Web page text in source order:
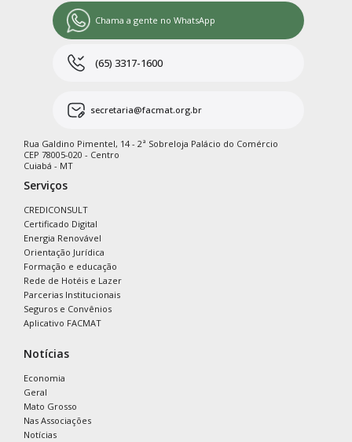
Chama a gente no WhatsApp
(65) 3317-1600
secretaria@facmat.org.br
Rua Galdino Pimentel, 14 - 2ª Sobreloja Palácio do Comércio
CEP 78005-020 - Centro
Cuiabá - MT
Serviços
CREDICONSULT
Certificado Digital
Energia Renovável
Orientação Jurídica
Formação e educação
Rede de Hotéis e Lazer
Parcerias Institucionais
Seguros e Convênios
Aplicativo FACMAT
Notícias
Economia
Geral
Mato Grosso
Nas Associações
Notícias